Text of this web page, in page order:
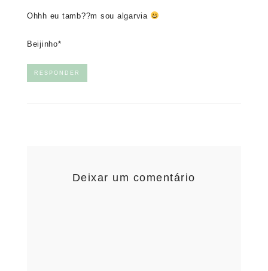
Ohhh eu tamb??m sou algarvia
Beijinho*
RESPONDER
Deixar um comentário